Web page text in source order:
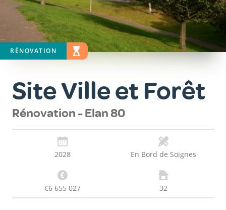
Site Ville et Forêt
Rénovation - Elan 80
2028 En Bord de Soignes
€6 655 027 32
RÉNOVATION STATUT
EN ÉTUDE